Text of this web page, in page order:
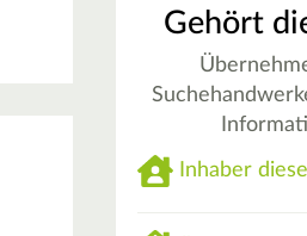
Gehört
Inhaber